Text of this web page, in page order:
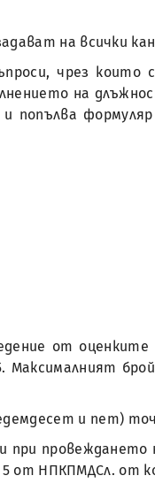
на всички
чрез които
на
попълва
от
и пет)
провеждането
от НПКПМДСл. от